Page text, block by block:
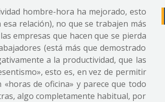
hombre-hora ha mejorado, esto
relación), no que se trabajen más
empresas que hacen que se pierda
(está más que demostrado
a la productividad, que las
esto es, en vez de permitir
de oficina» y parece que todo
algo completamente habitual, por